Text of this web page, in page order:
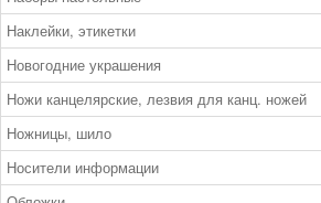
Наклейки, этикетки
Новогодние украшения
Ножи канцелярские, лезвия для канц. ножей
Ножницы, шило
Носители информации